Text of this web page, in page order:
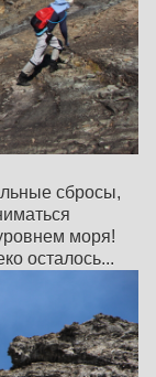
сбросы,
моря!
осталось...